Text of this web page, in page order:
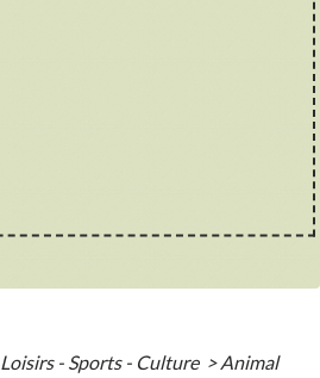
Loisirs - Sports - Culture > Animal